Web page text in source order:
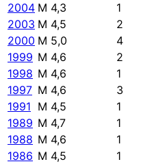
2004 M 4,3
1
2003 M 4,5
2
2000 M 5,0
4
1999 M 4,6
2
1998 M 4,6
1
1997 M 4,6
3
1991 M 4,5
1
1989 M 4,7
1
1988 M 4,6
1
1986 M 4,5
1